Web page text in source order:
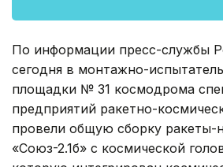
По информации пресс-службы
сегодня в монтажно-
площадки № 31 космодрома
предприятий ракетно-
провели общую сборку ракеты-
«Союз-2.1б» с космической